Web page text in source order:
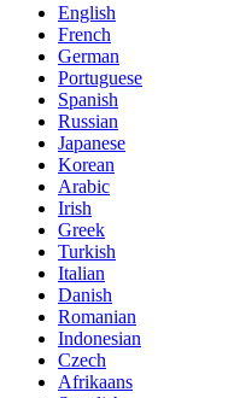
English
French
German
Portuguese
Spanish
Russian
Japanese
Korean
Arabic
Irish
Greek
Turkish
Italian
Danish
Romanian
Indonesian
Czech
Afrikaans